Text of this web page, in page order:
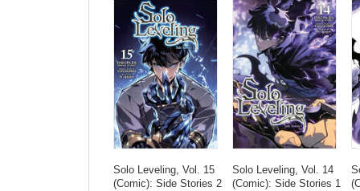
Solo Leveling, Vol. 15
(Comic): Side Stories 2
Solo Leveling, Vol. 14
(Comic): Side Stories 1